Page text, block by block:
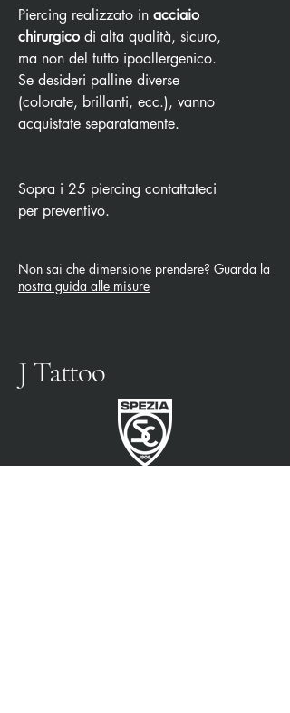
Piercing realizzato in acciaio
chirurgico di alta qualità, sicuro,
ma non del tutto ipoallergenico.
Se desideri palline diverse
(colorate, brillanti, ecc.), vanno
acquistate separatamente.
Sopra i 25 piercing contattateci
per preventivo.
Non sai che dimensione prendere? Guarda la
nostra guida alle misure
J Tattoo